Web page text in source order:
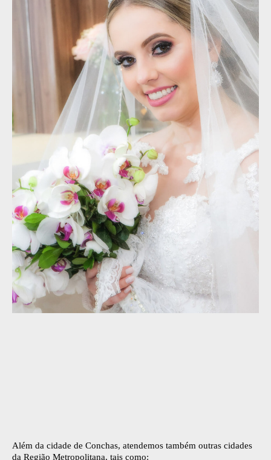
Além da cidade de Conchas, atendemos também outras cidades
da Região Metropolitana, tais como: